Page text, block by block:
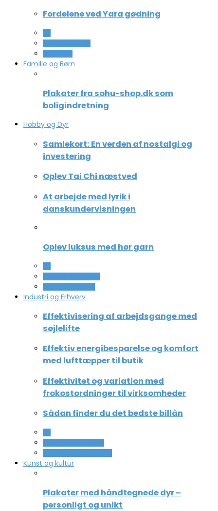
Fordelene ved Yara gødning
Familie og Børn
Plakater fra sohu-shop.dk som
boligindretning
Hobby og Dyr
Samlekort: En verden af nostalgi og
investering
Oplev Tai Chi næstved
At arbejde med lyrik i
danskundervisningen
Oplev luksus med hør garn
Industri og Erhverv
Effektivisering af arbejdsgange med
søjlelifte
Effektiv energibesparelse og komfort
med lufttæpper til butik
Effektivitet og variation med
frokostordninger til virksomheder
Sådan finder du det bedste billån
Kunst og kultur
Plakater med håndtegnede dyr –
personligt og unikt